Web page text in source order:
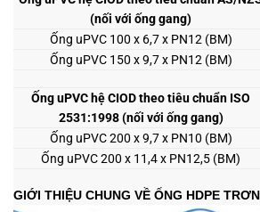
(nối với ống gang)
Ống uPVC 100 x 6,7 x PN12 (BM)
Ống uPVC 150 x 9,7 x PN12 (BM)
Ống uPVC hệ CIOD theo tiêu chuẩn ISO
2531:1998 (nối với ống gang)
Ống uPVC 200 x 9,7 x PN10 (BM)
Ống uPVC 200 x 11,4 x PN12,5 (BM)
GIỚI THIỆU CHUNG VỀ ỐNG HDPE TRƠN